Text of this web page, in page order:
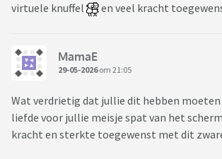
virtuele knuffel
en veel kracht
MamaE
29-05-2026om 21:05
Wat verdrietig dat jullie dit hebben moeten
liefde voor jullie meisje spat van het
kracht en sterkte toegewenst met dit